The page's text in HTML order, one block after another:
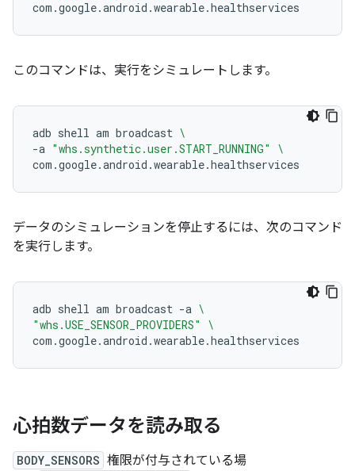
このコマンドは、実行をシミュレートします。
adb shell am broadcast \
-a "whs.synthetic.user.START_RUNNING"
\
データのシミュレーションを停止するには、次のコマンド
を実行します。
adb shell am broadcast -a \
"whs.USE_SENSOR_PROVIDERS"
\
心拍数データを読み取る
BODY_SENSORS 権限が付与されている場